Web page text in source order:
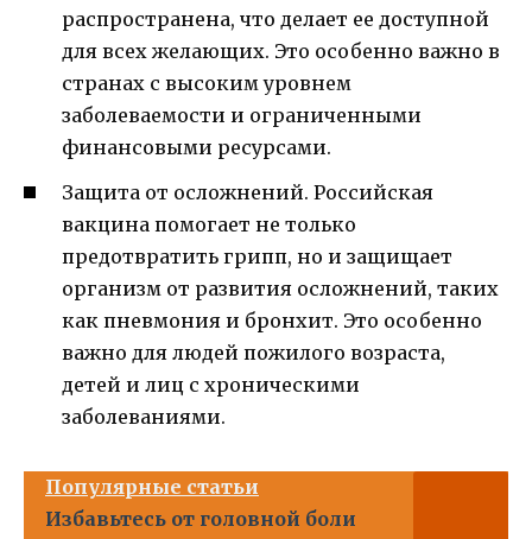
распространена, что делает ее доступной
для всех желающих. Это особенно важно в
странах с высоким уровнем
заболеваемости и ограниченными
финансовыми ресурсами.
Защита от осложнений. Российская
вакцина помогает не только
предотвратить грипп, но и защищает
организм от развития осложнений, таких
как пневмония и бронхит. Это особенно
важно для людей пожилого возраста,
детей и лиц с хроническими
заболеваниями.
Популярные статьи
Избавьтесь от головной боли